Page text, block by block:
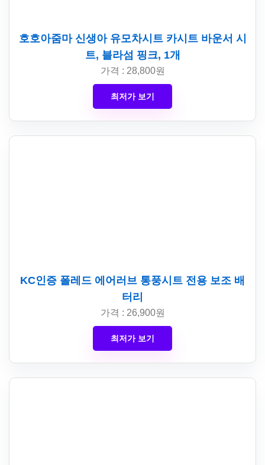
호호아줌마 신생아 유모차시트 카시트 바운서 시
트, 블라섬 핑크, 1개
가격 : 28,800원
최저가 보기
KC인증 폴레드 에어러브 통풍시트 전용 보조 배
터리
가격 : 26,900원
최저가 보기